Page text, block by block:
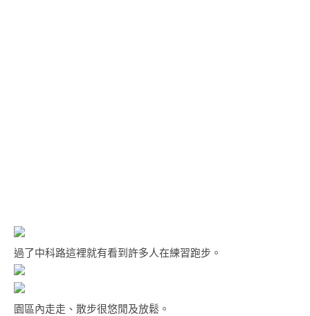
過了中科路這裡就有看到許多人在練習跑步。
園區內走走、散步很悠閒及放鬆。